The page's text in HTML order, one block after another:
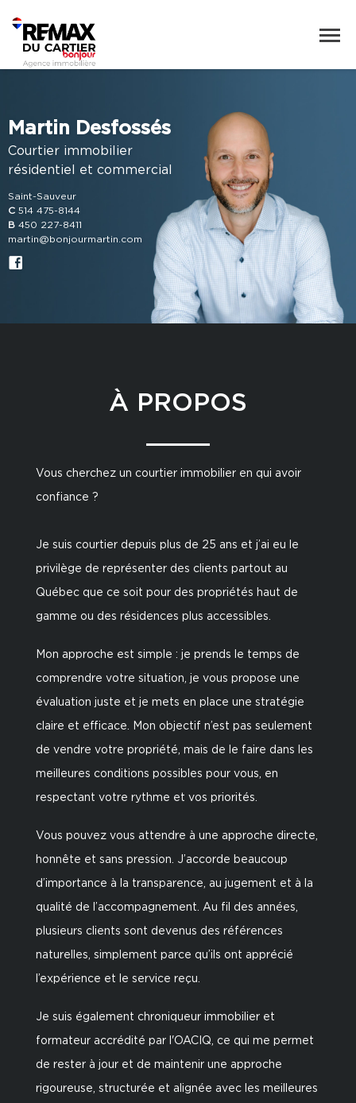
Martin Desfossés
Courtier immobilier
résidentiel et commercial
Saint-Sauveur
C 514 475-8144
B 450 227-8411
martin@bonjourmartin.com
À PROPOS
Vous cherchez un courtier immobilier en qui avoir
confiance ?
Je suis courtier depuis plus de 25 ans et j’ai eu le
privilège de représenter des clients partout au
Québec que ce soit pour des propriétés haut de
gamme ou des résidences plus accessibles.
Mon approche est simple : je prends le temps de
comprendre votre situation, je vous propose une
évaluation juste et je mets en place une stratégie
claire et efficace. Mon objectif n’est pas seulement
de vendre votre propriété, mais de le faire dans les
meilleures conditions possibles pour vous, en
respectant votre rythme et vos priorités.
Vous pouvez vous attendre à une approche directe,
honnête et sans pression. J’accorde beaucoup
d’importance à la transparence, au jugement et à la
qualité de l’accompagnement. Au fil des années,
plusieurs clients sont devenus des références
naturelles, simplement parce qu’ils ont apprécié
l’expérience et le service reçu.
Je suis également chroniqueur immobilier et
formateur accrédité par l'OACIQ, ce qui me permet
de rester à jour et de maintenir une approche
rigoureuse, structurée et alignée avec les meilleures